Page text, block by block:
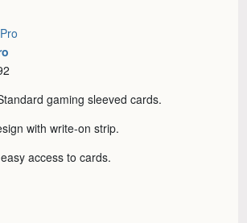
gaming sleeved cards.
with write-on strip.
access to cards.